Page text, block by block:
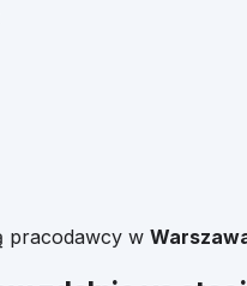
pracodawcy w